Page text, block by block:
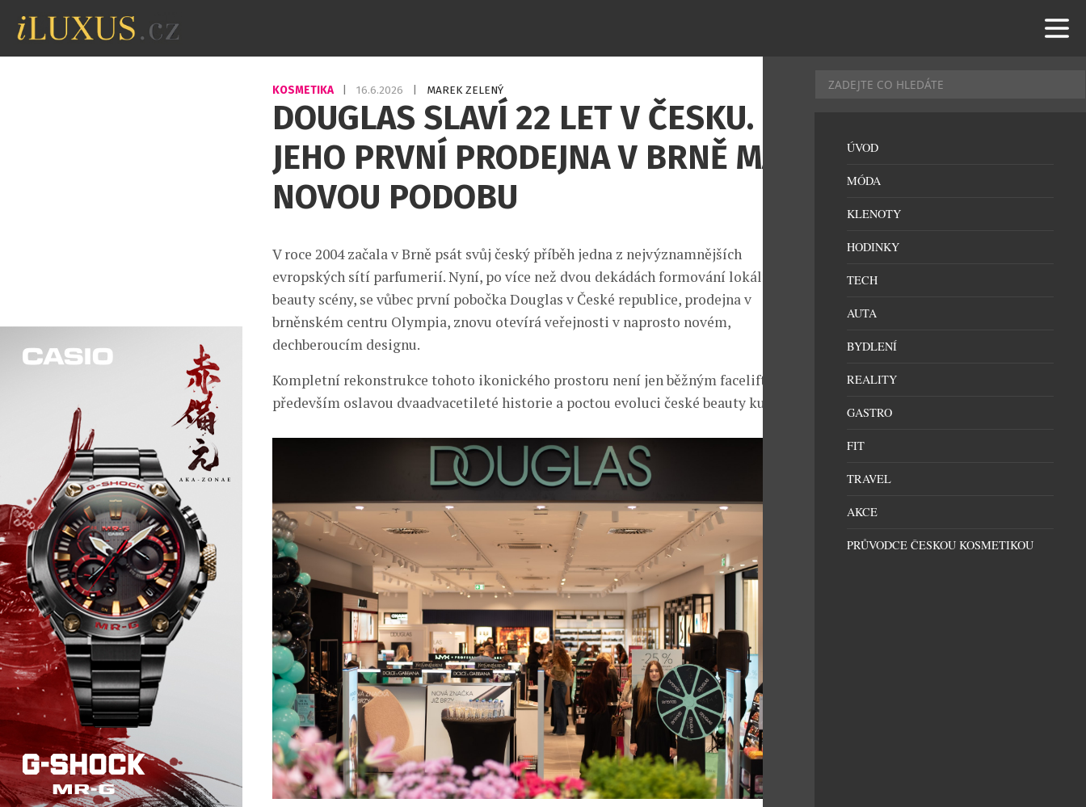
KOSMETIKA 16.6.2026 MAREK ZELENÝ
DOUGLAS SLAVÍ 22 LET V ČESKU.
JEHO PRVNÍ PRODEJNA V BRNĚ MÁ
NOVOU PODOBU
V roce 2004 začala v Brně psát svůj český příběh jedna z nejvýznamnějších
evropských sítí parfumerií. Nyní, po více než dvou dekádách formování lokální
beauty scény, se vůbec první pobočka Douglas v České republice, prodejna v
brněnském centru Olympia, znovu otevírá veřejnosti v naprosto novém,
dechberoucím designu.
Kompletní rekonstrukce tohoto ikonického prostoru není jen běžným faceliftem, ale
především oslavou dvaadvacetileté historie a poctou evoluci české beauty kultury.
ÚVOD
MÓDA
KLENOTY
HODINKY
TECH
AUTA
BYDLENÍ
REALITY
GASTRO
FIT
TRAVEL
AKCE
PRŮVODCE ČESKOU KOSMETIKOU